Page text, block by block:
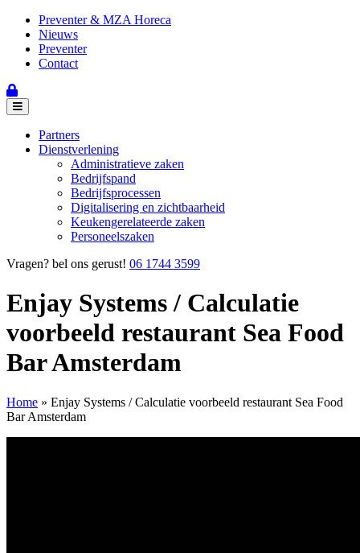
Preventer & MZA Horeca
Nieuws
Preventer
Contact
Partners
Dienstverlening
Administratieve zaken
Bedrijfspand
Bedrijfsprocessen
Digitalisering en zichtbaarheid
Keukengerelateerde zaken
Personeelszaken
Vragen? bel ons gerust! 06 1744 3599
Enjay Systems / Calculatie
voorbeeld restaurant Sea Food
Bar Amsterdam
Home » Enjay Systems / Calculatie voorbeeld restaurant Sea Food
Bar Amsterdam